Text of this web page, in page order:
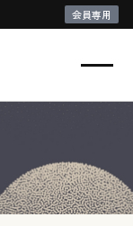
会員専用